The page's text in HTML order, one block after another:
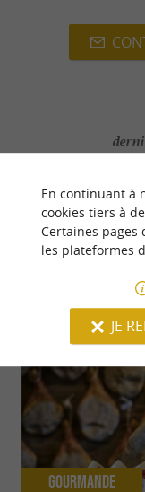
NOUS
Gourmande
En continuant à
cookies tiers à
Certaines pages
les plateformes
JE